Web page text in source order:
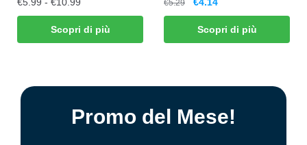
Scopri di più
€5.29
Scopri di più
Promo del Mese!